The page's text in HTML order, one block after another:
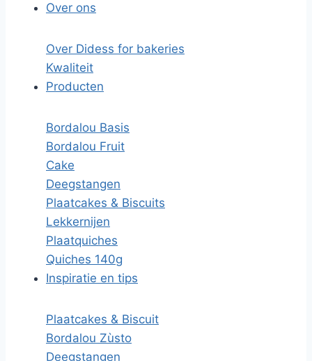
Over ons
Over Didess for bakeries
Kwaliteit
Producten
Bordalou Basis
Bordalou Fruit
Cake
Deegstangen
Plaatcakes & Biscuits
Lekkernijen
Plaatquiches
Quiches 140g
Inspiratie en tips
Plaatcakes & Biscuit
Bordalou Zùsto
Deegstangen